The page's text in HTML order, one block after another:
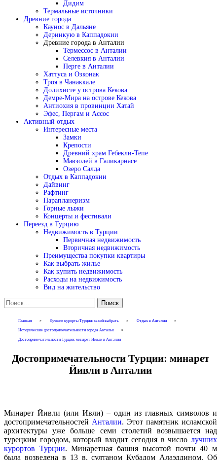
Дидим
Термальные источники
Древние города
Каунос в Дальяне
Деринкую в Каппадокии
Древние города в Анталии
Термессос в Анталии
Селевкия в Анталии
Перге в Анталии
Хаттуса и Озконак
Троя в Чанаккале
Долихисте у острова Кекова
Демре-Мира на острове Кекова
Антиохия в провинции Хатай
Эфес, Пергам и Ассос
Активный отдых
Интересные места
Замки
Крепости
Древний храм Гебекли-Тепе
Мавзолей в Галикарнасе
Озеро Салда
Отдых в Каппадокии
Дайвинг
Рафтинг
Парапланеризм
Горные лыжи
Концерты и фестивали
Переезд в Турцию
Недвижимость в Турции
Первичная недвижимость
Вторичная недвижимость
Преимущества покупки квартиры
Как выбрать жилье
Как купить недвижимость
Расходы на недвижимость
Вид на жительство
Найти:
Главная » Лучшие курорты Турции: какой выбрать » Отдых в Анталии »
Исторические достопримечательности города Анталья »
Достопримечательности Турции: минарет Йивли в Анталии
Достопримечательности Турции: минарет
Йивли в Анталии
Минарет Йивли (или Ивли) – один из главных символов и
достопримечательностей Анталии. Этот памятник исламской
архитектуры уже больше семи столетий возвышается над
турецким городом,который входит сегодня в число лучших
курортов Турции.Минаретная башня высотой почти 40 м
была возведена в 13 в.султаном Кубадом Алаэддином. Об